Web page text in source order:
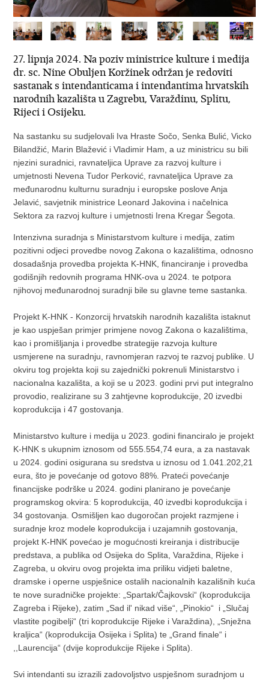
27. lipnja 2024. Na poziv ministrice kulture i medija
dr. sc. Nine Obuljen Koržinek održan je redoviti
sastanak s intendanticama i intendantima hrvatskih
narodnih kazališta u Zagrebu, Varaždinu, Splitu,
Rijeci i Osijeku.
Na sastanku su sudjelovali Iva Hraste Sočo, Senka Bulić, Vicko
Bilandžić, Marin Blažević i Vladimir Ham, a uz ministricu su bili
njezini suradnici, ravnateljica Uprave za razvoj kulture i
umjetnosti Nevena Tudor Perković, ravnateljica Uprave za
međunarodnu kulturnu suradnju i europske poslove Anja
Jelavić, savjetnik ministrice Leonard Jakovina i načelnica
Sektora za razvoj kulture i umjetnosti Irena Kregar Šegota.
Intenzivna suradnja s Ministarstvom kulture i medija, zatim
pozitivni odjeci provedbe novog Zakona o kazalištima, odnosno
dosadašnja provedba projekta K-HNK, financiranje i provedba
godišnjih redovnih programa HNK-ova u 2024. te potpora
njihovoj međunarodnoj suradnji bile su glavne teme sastanka.
Projekt K-HNK - Konzorcij hrvatskih narodnih kazališta istaknut
je kao uspješan primjer primjene novog Zakona o kazalištima,
kao i promišljanja i provedbe strategije razvoja kulture
usmjerene na suradnju, ravnomjeran razvoj te razvoj publike. U
okviru tog projekta koji su zajednički pokrenuli Ministarstvo i
nacionalna kazališta, a koji se u 2023. godini prvi put integralno
provodio, realizirane su 3 zahtjevne koprodukcije, 20 izvedbi
koprodukcija i 47 gostovanja.
Ministarstvo kulture i medija u 2023. godini financiralo je projekt
K-HNK s ukupnim iznosom od 555.554,74 eura, a za nastavak
u 2024. godini osigurana su sredstva u iznosu od 1.041.202,21
eura, što je povećanje od gotovo 88%. Prateći povećanje
financijske podrške u 2024. godini planirano je povećanje
programskog okvira: 5 koprodukcija, 40 izvedbi koprodukcija i
34 gostovanja. Osmišljen kao dugoročan projekt razmjene i
suradnje kroz modele koprodukcija i uzajamnih gostovanja,
projekt K-HNK povećao je mogućnosti kreiranja i distribucije
predstava, a publika od Osijeka do Splita, Varaždina, Rijeke i
Zagreba, u okviru ovog projekta ima priliku vidjeti baletne,
dramske i operne uspješnice ostalih nacionalnih kazališnih kuća
te nove suradničke projekte: „Spartak/Čajkovski“ (koprodukcija
Zagreba i Rijeke), zatim „Sad il' nikad više“, „Pinokio“ i „Slučaj
vlastite pogibelji“ (tri koprodukcije Rijeke i Varaždina), „Snježna
kraljica“ (koprodukcija Osijeka i Splita) te „Grand finale“ i
,,Laurencija“ (dvije koprodukcije Rijeke i Splita).
Svi intendanti su izrazili zadovoljstvo uspješnom suradnjom u